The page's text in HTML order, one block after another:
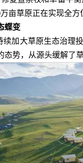
亩草原正在实现全方
蝶变
续加大草原生态治理
势，从源头缓解了